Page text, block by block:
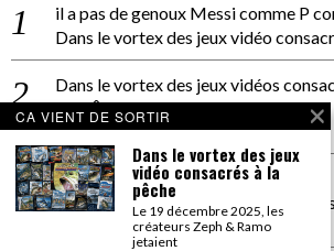
il a pas de genoux Messi comme P
Dans le vortex des jeux vidéo
Dans le vortex des jeux vidéos
PACÔME THIELLEMENT
La séance d’Hip Gnose
La Patrie
dans
On a parlé Dolce Vita et lutte des
Bernardino Femminielli
CA VIENT DE SORTIR
Dans le vortex des jeux
vidéo consacrés à la
pêche
Le 19 décembre 2025, les
créateurs Zeph & Ramo
jetaient